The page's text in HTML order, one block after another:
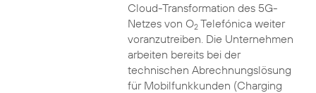
Cloud-Transformation des 5G-
Netzes von O2Telefónica weiter
voranzutreiben. Die Unternehmen
arbeiten bereits bei der
technischen Abrechnungslösung
für Mobilfunkkunden (Charging